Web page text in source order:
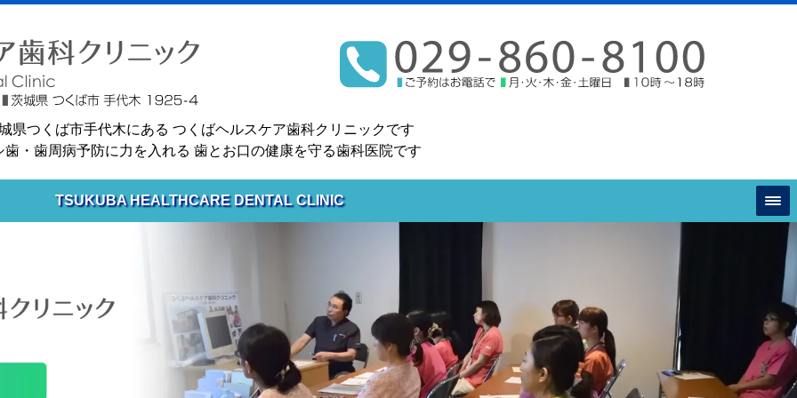
県つくば市手代木にある つくばヘルスケア歯科クリニックです
歯・歯周病予防に力を入れる 歯とお口の健康を守る歯科医院です
TSUKUBA HEALTHCARE DENTAL CLINIC